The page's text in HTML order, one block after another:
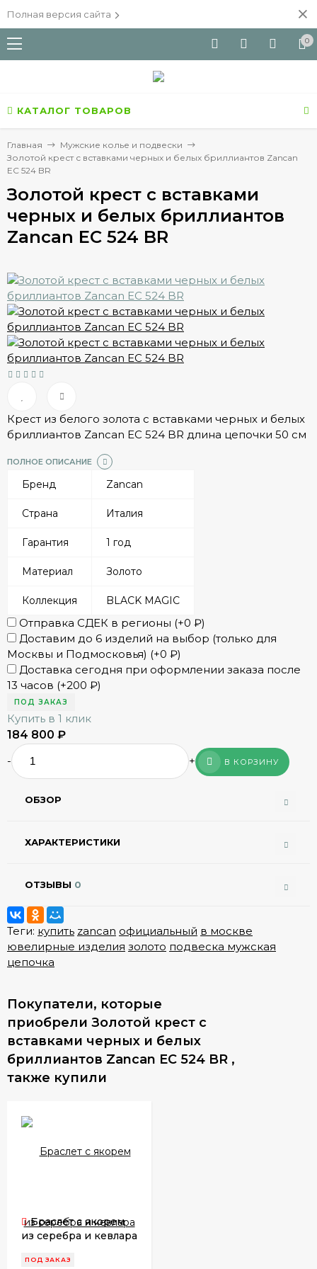
Полная версия сайта
0
КАТАЛОГ ТОВАРОВ
Главная
Мужские колье и подвески
Золотой крест с вставками черных и белых бриллиантов Zancan
EC 524 BR
Золотой крест с вставками
черных и белых бриллиантов
Zancan EC 524 BR
Крест из белого золота с вставками черных и белых
бриллиантов Zancan EC 524 BR длина цепочки 50 см
ПОЛНОЕ ОПИСАНИЕ
Бренд Zancan
Страна Италия
Гарантия 1 год
Материал Золото
Коллекция BLACK MAGIC
Отправка СДЕК в регионы (+0 ₽)
Доставим до 6 изделий на выбор (только для
Москвы и Подмосковья) (+0 ₽)
Доставка сегодня при оформлении заказа после
13 часов (+200 ₽)
ПОД ЗАКАЗ
Купить в 1 клик
184 800 ₽
-
+ В КОРЗИНУ
ОБЗОР
ХАРАКТЕРИСТИКИ
ОТЗЫВЫ 0
Теги: купить zancan официальный в москве
ювелирные изделия золото подвеска мужская
цепочка
Покупатели, которые
приобрели Золотой крест с
вставками черных и белых
бриллиантов Zancan EC 524 BR ,
также купили
Браслет с якорем
из серебра и кевлара
ПОД ЗАКАЗ